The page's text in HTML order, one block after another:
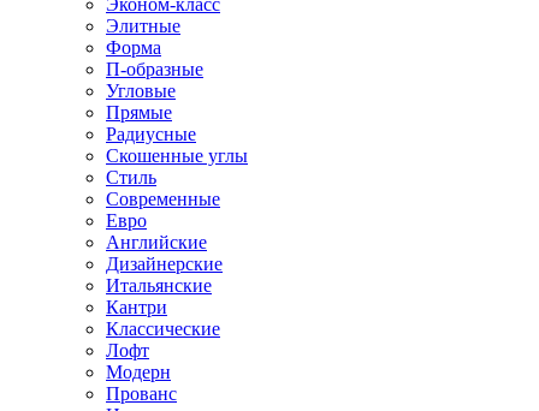
Эконом-класс
Элитные
Форма
П-образные
Угловые
Прямые
Радиусные
Скошенные углы
Стиль
Современные
Евро
Английские
Дизайнерские
Итальянские
Кантри
Классические
Лофт
Модерн
Прованс